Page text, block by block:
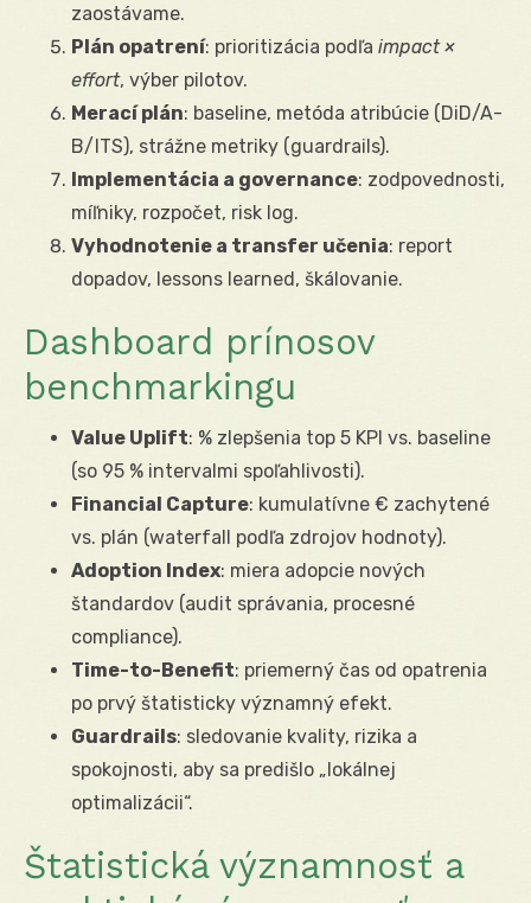
zaostávame.
Plán opatrení: prioritizácia podľa impact ×
effort, výber pilotov.
Merací plán: baseline, metóda atribúcie (DiD/A-
B/ITS), strážne metriky (guardrails).
Implementácia a governance: zodpovednosti,
míľniky, rozpočet, risk log.
Vyhodnotenie a transfer učenia: report
dopadov, lessons learned, škálovanie.
Dashboard prínosov
benchmarkingu
Value Uplift: % zlepšenia top 5 KPI vs. baseline
(so 95 % intervalmi spoľahlivosti).
Financial Capture: kumulatívne € zachytené
vs. plán (waterfall podľa zdrojov hodnoty).
Adoption Index: miera adopcie nových
štandardov (audit správania, procesné
compliance).
Time-to-Benefit: priemerný čas od opatrenia
po prvý štatisticky významný efekt.
Guardrails: sledovanie kvality, rizika a
spokojnosti, aby sa predišlo „lokálnej
optimalizácii“.
Štatistická významnosť a